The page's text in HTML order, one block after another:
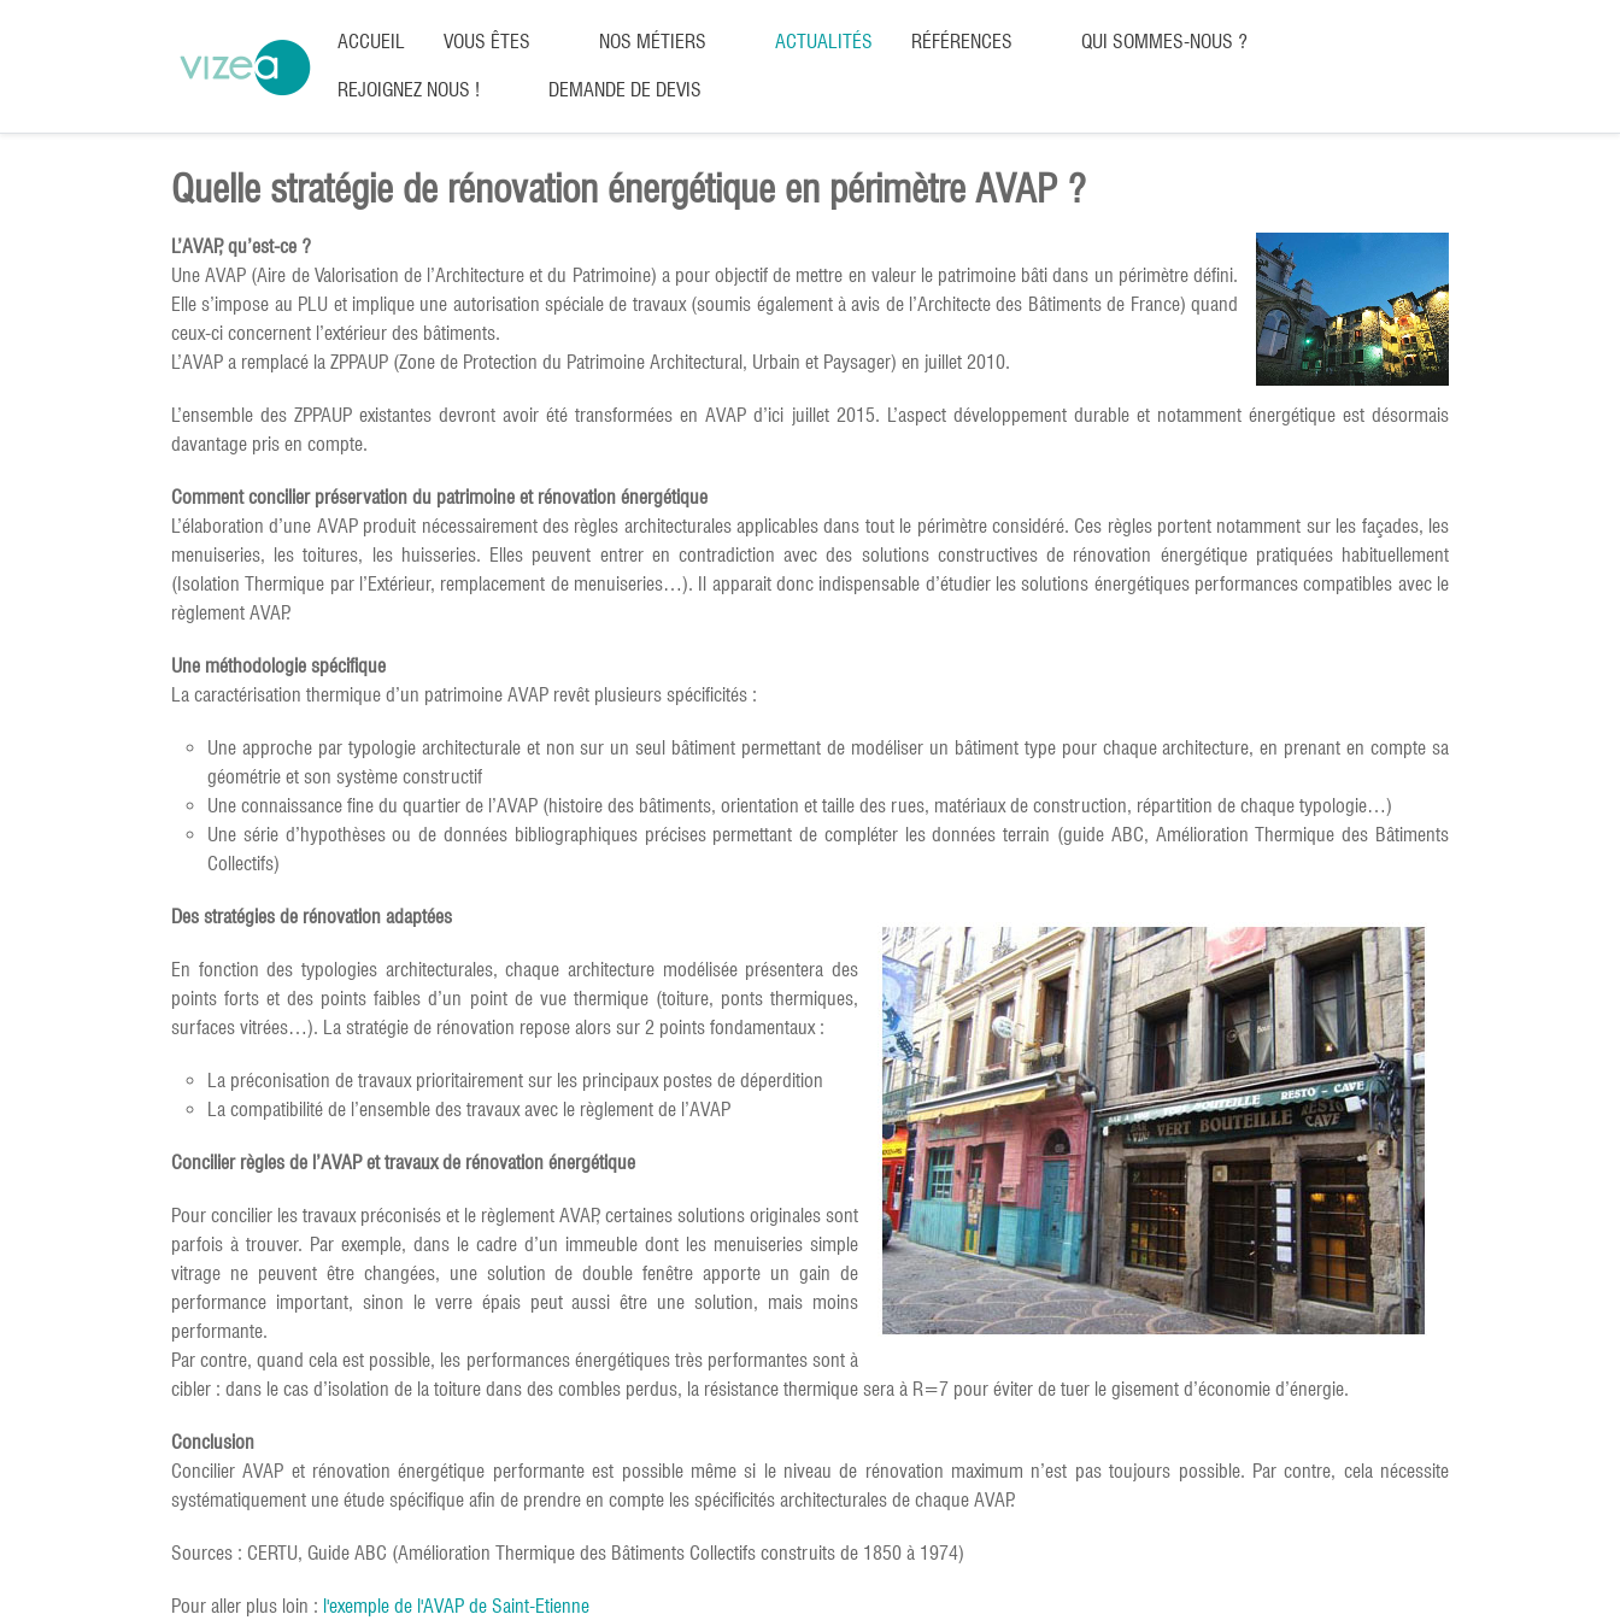
ACCUEIL VOUS ÊTES NOS MÉTIERS ACTUALITÉS RÉFÉRENCES QUI SOMMES-NOUS ?
REJOIGNEZ NOUS ! DEMANDE DE DEVIS
Quelle stratégie de rénovation énergétique en périmètre AVAP ?
L’AVAP, qu’est-ce ?
Une AVAP (Aire de Valorisation de l’Architecture et du Patrimoine) a pour objectif de mettre en valeur le patrimoine bâti dans un périmètre défini.
Elle s’impose au PLU et implique une autorisation spéciale de travaux (soumis également à avis de l’Architecte des Bâtiments de France) quand
ceux-ci concernent l’extérieur des bâtiments.
L’AVAP a remplacé la ZPPAUP (Zone de Protection du Patrimoine Architectural, Urbain et Paysager) en juillet 2010.
L’ensemble des ZPPAUP existantes devront avoir été transformées en AVAP d’ici juillet 2015. L’aspect développement durable et notamment énergétique est désormais
davantage pris en compte.
Comment concilier préservation du patrimoine et rénovation énergétique
L’élaboration d’une AVAP produit nécessairement des règles architecturales applicables dans tout le périmètre considéré. Ces règles portent notamment sur les façades, les
menuiseries, les toitures, les huisseries. Elles peuvent entrer en contradiction avec des solutions constructives de rénovation énergétique pratiquées habituellement
(Isolation Thermique par l’Extérieur, remplacement de menuiseries…). Il apparait donc indispensable d’étudier les solutions énergétiques performances compatibles avec le
règlement AVAP.
Une méthodologie spécifique
La caractérisation thermique d’un patrimoine AVAP revêt plusieurs spécificités :
Une approche par typologie architecturale et non sur un seul bâtiment permettant de modéliser un bâtiment type pour chaque architecture, en prenant en compte sa
géométrie et son système constructif
Une connaissance fine du quartier de l’AVAP (histoire des bâtiments, orientation et taille des rues, matériaux de construction, répartition de chaque typologie…)
Une série d’hypothèses ou de données bibliographiques précises permettant de compléter les données terrain (guide ABC, Amélioration Thermique des Bâtiments
Collectifs)
Des stratégies de rénovation adaptées
En fonction des typologies architecturales, chaque architecture modélisée présentera des
points forts et des points faibles d’un point de vue thermique (toiture, ponts thermiques,
surfaces vitrées…). La stratégie de rénovation repose alors sur 2 points fondamentaux :
La préconisation de travaux prioritairement sur les principaux postes de déperdition
La compatibilité de l’ensemble des travaux avec le règlement de l’AVAP
Concilier règles de l’AVAP et travaux de rénovation énergétique
Pour concilier les travaux préconisés et le règlement AVAP, certaines solutions originales sont
parfois à trouver. Par exemple, dans le cadre d’un immeuble dont les menuiseries simple
vitrage ne peuvent être changées, une solution de double fenêtre apporte un gain de
performance important, sinon le verre épais peut aussi être une solution, mais moins
performante.
Par contre, quand cela est possible, les performances énergétiques très performantes sont à
cibler : dans le cas d’isolation de la toiture dans des combles perdus, la résistance thermique sera à R=7 pour éviter de tuer le gisement d’économie d’énergie.
Conclusion
Concilier AVAP et rénovation énergétique performante est possible même si le niveau de rénovation maximum n’est pas toujours possible. Par contre, cela nécessite
systématiquement une étude spécifique afin de prendre en compte les spécificités architecturales de chaque AVAP.
Sources : CERTU, Guide ABC (Amélioration Thermique des Bâtiments Collectifs construits de 1850 à 1974)
Pour aller plus loin : l'exemple de l'AVAP de Saint-Etienne